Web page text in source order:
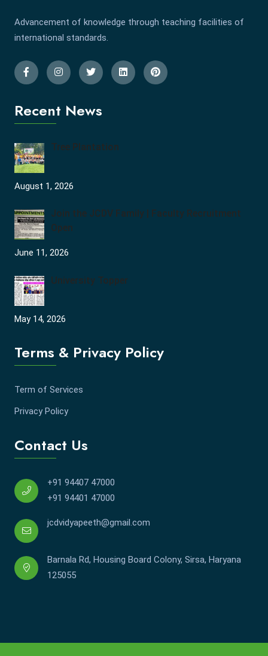
Advancement of knowledge through teaching facilities of
international standards.
Recent News
Tree Plantation
August 1, 2026
Join the JCDV Family | Faculty Recruitment
Open
June 11, 2026
University Topper
May 14, 2026
Terms & Privacy Policy
Term of Services
Privacy Policy
Contact Us
+91 94407 47000
+91 94401 47000
jcdvidyapeeth@gmail.com
Barnala Rd, Housing Board Colony, Sirsa, Haryana
125055